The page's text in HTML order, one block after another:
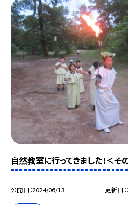
自然教室に行ってきました！＜そ
公開日 2024/06/13 更新日